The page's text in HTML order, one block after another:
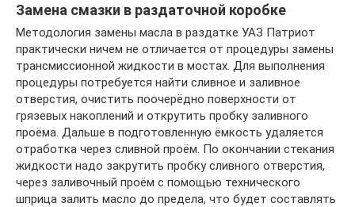
Замена смазки в раздаточной коробке
Методология замены масла в раздатке УАЗ Патриот
практически ничем не отличается от процедуры замены
трансмиссионной жидкости в мостах. Для выполнения
процедуры потребуется найти сливное и заливное
отверстия, очистить поочерёдно поверхности от
грязевых накоплений и открутить пробку заливного
проёма. Дальше в подготовленную ёмкость удаляется
отработка через сливной проём. По окончании стекания
жидкости надо закрутить пробку сливного отверстия,
через заливочный проём с помощью технического
шприца залить масло до предела, что будет составлять